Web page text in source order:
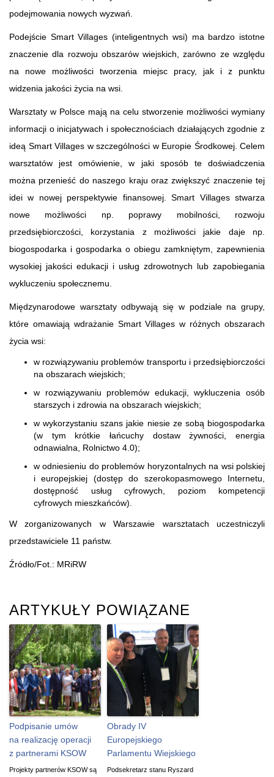
podejmowania nowych wyzwań.
Podejście Smart Villages (inteligentnych wsi) ma bardzo istotne
znaczenie dla rozwoju obszarów wiejskich, zarówno ze względu
na nowe możliwości tworzenia miejsc pracy, jak i z punktu
widzenia jakości życia na wsi.
Warsztaty w Polsce mają na celu stworzenie możliwości wymiany
informacji o inicjatywach i społecznościach działających zgodnie z
ideą Smart Villages w szczególności w Europie Środkowej. Celem
warsztatów jest omówienie, w jaki sposób te doświadczenia
można przenieść do naszego kraju oraz zwiększyć znaczenie tej
idei w nowej perspektywie finansowej. Smart Villages stwarza
nowe możliwości np. poprawy mobilności, rozwoju
przedsiębiorczości, korzystania z możliwości jakie daje np.
biogospodarka i gospodarka o obiegu zamkniętym, zapewnienia
wysokiej jakości edukacji i usług zdrowotnych lub zapobiegania
wykluczeniu społecznemu.
Międzynarodowe warsztaty odbywają się w podziale na grupy,
które omawiają wdrażanie Smart Villages w różnych obszarach
życia wsi:
w rozwiązywaniu problemów transportu i przedsiębiorczości
na obszarach wiejskich;
w rozwiązywaniu problemów edukacji, wykluczenia osób
starszych i zdrowia na obszarach wiejskich;
w wykorzystaniu szans jakie niesie ze sobą biogospodarka
(w tym krótkie łańcuchy dostaw żywności, energia
odnawialna, Rolnictwo 4.0);
w odniesieniu do problemów horyzontalnych na wsi polskiej
i europejskiej (dostęp do szerokopasmowego Internetu,
dostępność usług cyfrowych, poziom kompetencji
cyfrowych mieszkańców).
W zorganizowanych w Warszawie warsztatach uczestniczyli
przedstawiciele 11 państw.
Źródło/Fot.: MRiRW
ARTYKUŁY POWIĄZANE
Podpisanie umów
na realizację operacji
z partnerami KSOW
Projekty partnerów KSOW są
Obrady IV
Europejskiego
Parlamentu Wiejskiego
Podsekretarz stanu Ryszard